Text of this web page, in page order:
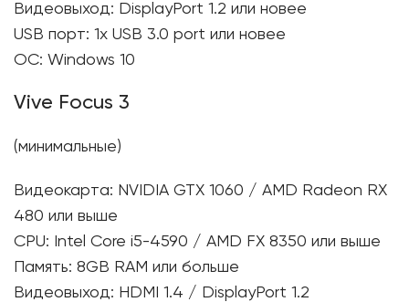
Видеовыход: DisplayPort 1.2 или новее
USB порт: 1x USB 3.0 port или новее
ОС: Windows 10
Vive Focus 3
(минимальные)
Видеокарта: NVIDIA GTX 1060 / AMD Radeon RX
480 или выше
CPU: Intel Core i5-4590 / AMD FX 8350 или выше
Память: 8GB RAM или больше
Видеовыход: HDMI 1.4 / DisplayPort 1.2